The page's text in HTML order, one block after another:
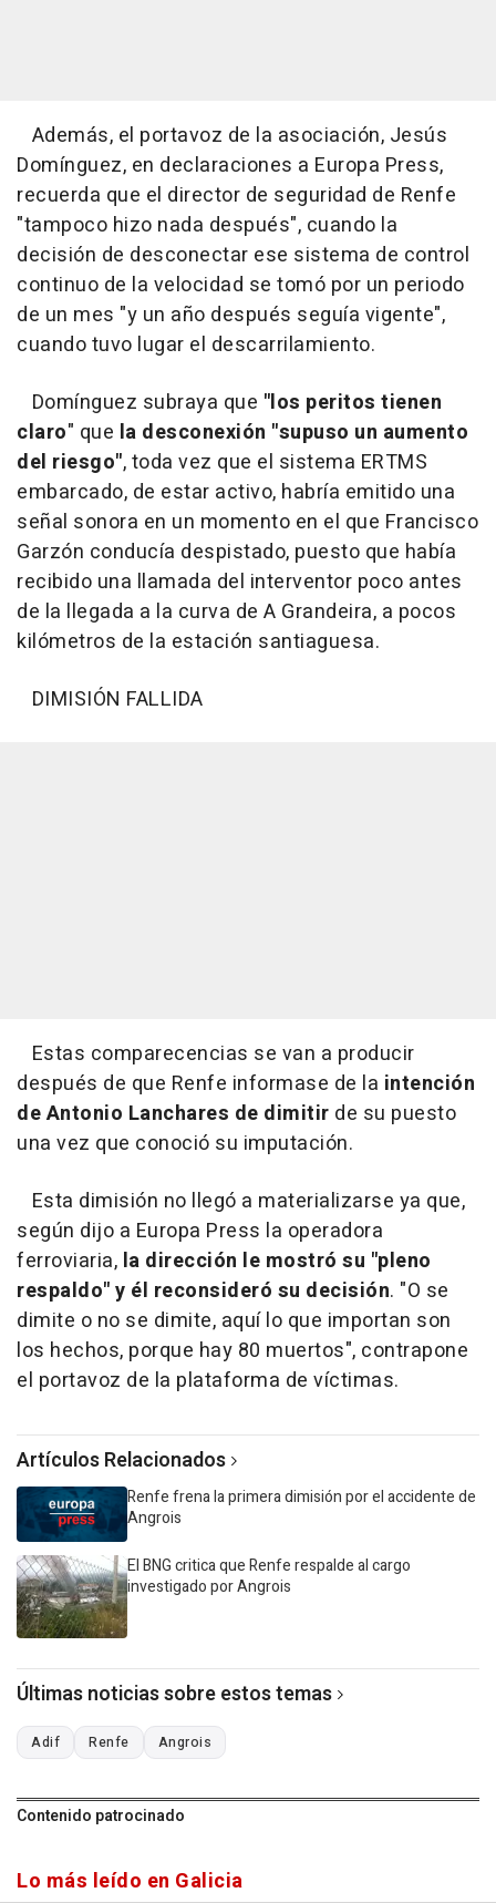
Además, el portavoz de la asociación, Jesús
Domínguez, en declaraciones a Europa Press,
recuerda que el director de seguridad de Renfe
"tampoco hizo nada después", cuando la
decisión de desconectar ese sistema de control
continuo de la velocidad se tomó por un periodo
de un mes "y un año después seguía vigente",
cuando tuvo lugar el descarrilamiento.
Domínguez subraya que "los peritos tienen
claro" que la desconexión "supuso un aumento
del riesgo", toda vez que el sistema ERTMS
embarcado, de estar activo, habría emitido una
señal sonora en un momento en el que Francisco
Garzón conducía despistado, puesto que había
recibido una llamada del interventor poco antes
de la llegada a la curva de A Grandeira, a pocos
kilómetros de la estación santiaguesa.
DIMISIÓN FALLIDA
Estas comparecencias se van a producir
después de que Renfe informase de la intención
de Antonio Lanchares de dimitir de su puesto
una vez que conoció su imputación.
Esta dimisión no llegó a materializarse ya que,
según dijo a Europa Press la operadora
ferroviaria, la dirección le mostró su "pleno
respaldo" y él reconsideró su decisión. "O se
dimite o no se dimite, aquí lo que importan son
los hechos, porque hay 80 muertos", contrapone
el portavoz de la plataforma de víctimas.
Artículos Relacionados
Renfe frena la primera dimisión por el accidente de
Angrois
El BNG critica que Renfe respalde al cargo
investigado por Angrois
Últimas noticias sobre estos temas
Adif Renfe Angrois
Contenido patrocinado
Lo más leído en Galicia